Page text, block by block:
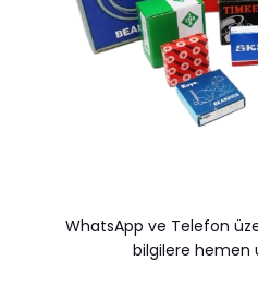
WhatsApp ve Telefon
bilgilere hemen